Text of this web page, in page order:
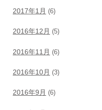
2017年1月 (6)
2016年12月 (5)
2016年11月 (6)
2016年10月 (3)
2016年9月 (6)